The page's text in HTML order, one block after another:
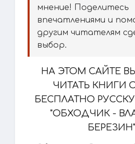
мнение! Поделитесь
впечатлениями и
другим читателям
выбор.
НА ЭТОМ САЙТЕ
ЧИТАТЬ КНИГИ
БЕСПЛАТНО
"ОБХОДЧИК -